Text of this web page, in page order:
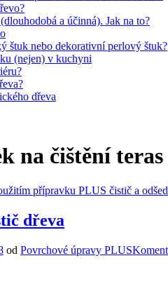
a účinná). Jak na to?
štuk nebo dekorativní perlový štuk?
(nejen) v kuchyni
dřeva
na čištění teras
dřeva
od Povrchové úpravy PLUS